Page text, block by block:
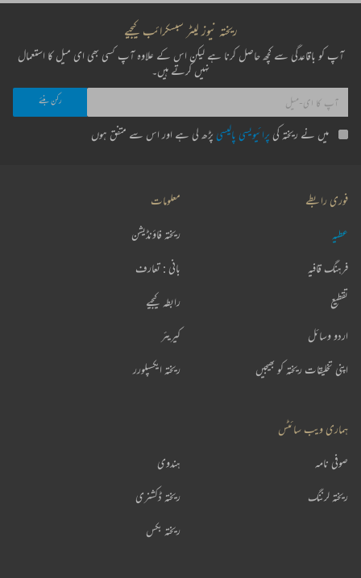
ریختہ نیوز لیٹر سبسکرائب کیجیے
آپ کو باقاعدگی سے کچھ حاصل کرنا ہے لیکن اس کے علاوہ آپ کسی بھی ای میل کا استعمال
نہیں کرتے ہیں۔
میں نے ریختہ کی پرائیویسی پالیسی پڑھ لی ہے اور اس سے متفق ہوں
فوری رابطے
عطیہ
فرہنگ قافیہ
تقطیع
اردو وسائل
اپنی تخلیقات ریختہ کو بھیجیں
معلومات
ریختہ فاؤنڈیشن
بانی : تعارف
رابطہ کیجیے
کیریئر
ریختہ ایکسپلورر
ہماری ویب سائٹس
ہندوی صوفی نامہ
ریختہ ڈکشنری ریختہ لرننگ
ریختہ بکس